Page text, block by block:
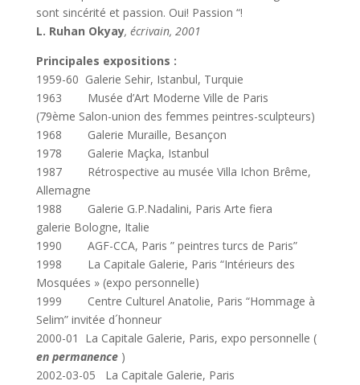
sont sincérité et passion. Oui! Passion “!
L. Ruhan Okyay, écrivain, 2001
Principales expositions :
1959-60 Galerie Sehir, Istanbul, Turquie
1963 Musée d’Art Moderne Ville de Paris
(79ème Salon-union des femmes peintres-sculpteurs)
1968 Galerie Muraille, Besançon
1978 Galerie Maçka, Istanbul
1987 Rétrospective au musée Villa Ichon Brême,
Allemagne
1988 Galerie G.P.Nadalini, Paris Arte fiera
galerie Bologne, Italie
1990 AGF-CCA, Paris ” peintres turcs de Paris”
1998 La Capitale Galerie, Paris “Intérieurs des
Mosquées » (expo personnelle)
1999 Centre Culturel Anatolie, Paris “Hommage à
Selim” invitée d´honneur
2000-01 La Capitale Galerie, Paris, expo personnelle (
en permanence)
2002-03-05 La Capitale Galerie, Paris